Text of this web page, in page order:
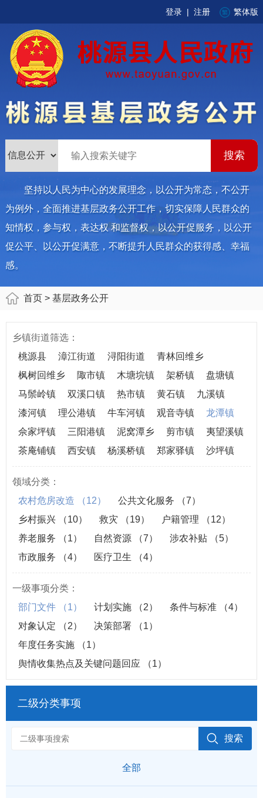
登录 | 注册 繁体版
坚持以人民为中心的发展理念，以公开为常态，不公开
为例外，全面推进基层政务公开工作，切实保障人民群众的
知情权，参与权，表达权 和监督权，以公开促服务，以公开
促公平、以公开促满意，不断提升人民群众的获得感、幸福
感。
首页 > 基层政务公开
乡镇街道筛选：
桃源县
漳江街道 浔阳街道
青林回维乡
枫树回维乡
陬市镇 木塘垸镇 架桥镇
盘塘镇
马鬃岭镇
双溪口镇 热市镇 黄石镇
九溪镇
漆河镇
理公港镇 牛车河镇 观音寺镇
龙潭镇
佘家坪镇
三阳港镇 泥窝潭乡 剪市镇
夷望溪镇
茶庵铺镇
西安镇 杨溪桥镇 郑家驿镇 沙坪镇
领域分类：
农村危房改造
（12） 公共文化服务
（7）
乡村振兴
（10） 救灾 （19） 户籍管理
（12）
养老服务
（1） 自然资源 （7） 涉农补贴
（5）
市政服务
（4） 医疗卫生 （4）
一级事项分类：
部门文件
（1） 计划实施 （2） 条件与标准
（4）
对象认定
（2） 决策部署
（1）
年度任务实施
（1）
舆情收集热点及关键问题回应
（1）
二级分类事项
全部